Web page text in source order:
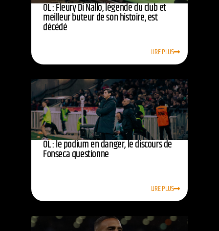
OL : Fleury Di Nallo, légende du club et
meilleur buteur de son histoire, est
décédé
LIRE PLUS
OL : le podium en danger, le discours de
Fonseca questionne
LIRE PLUS